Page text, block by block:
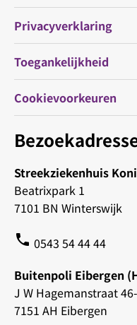
Streekziekenhuis
Beatrixpark 1
7101 BN Winterswijk
phone 0543 54 44 44
Buitenpoli Eibergen
J W Hagemanstraat
7151 AH Eibergen
Privacyverklaring
Toegankelijkheid
Cookievoorkeuren